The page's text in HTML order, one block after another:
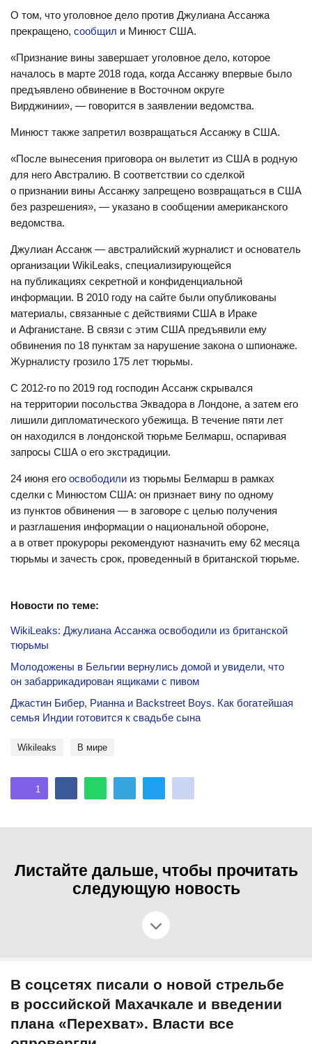
О том, что уголовное дело против Джулиана Ассанжа
прекращено, сообщил и Минюст США.
«Признание вины завершает уголовное дело, которое
началось в марте 2018 года, когда Ассанжу впервые было
предъявлено обвинение в Восточном округе
Вирджинии», — говорится в заявлении ведомства.
Минюст также запретил возвращаться Ассанжу в США.
«После вынесения приговора он вылетит из США в родную
для него Австралию. В соответствии со сделкой
о признании вины Ассанжу запрещено возвращаться в США
без разрешения», — указано в сообщении американского
ведомства.
Джулиан Ассанж — австралийский журналист и основатель
организации WikiLeaks, специализирующейся
на публикациях секретной и конфиденциальной
информации. В 2010 году на сайте были опубликованы
материалы, связанные с действиями США в Ираке
и Афганистане. В связи с этим США предъявили ему
обвинения по 18 пунктам за нарушение закона о шпионаже.
Журналисту грозило 175 лет тюрьмы.
С 2012-го по 2019 год господин Ассанж скрывался
на территории посольства Эквадора в Лондоне, а затем его
лишили дипломатического убежища. В течение пяти лет
он находился в лондонской тюрьме Белмарш, оспаривая
запросы США о его экстрадиции.
24 июня его освободили из тюрьмы Белмарш в рамках
сделки с Минюстом США: он признает вину по одному
из пунктов обвинения — в заговоре с целью получения
и разглашения информации о национальной обороне,
а в ответ прокуроры рекомендуют назначить ему 62 месяца
тюрьмы и зачесть срок, проведенный в британской тюрьме.
Новости по теме:
WikiLeaks: Джулиана Ассанжа освободили из британской
тюрьмы
Молодожены в Бельгии вернулись домой и увидели, что
он забаррикадирован ящиками с пивом
Джастин Бибер, Рианна и Backstreet Boys. Как богатейшая
семья Индии готовится к свадьбе сына
Wikileaks В мире
1
Листайте дальше, чтобы прочитать
следующую новость